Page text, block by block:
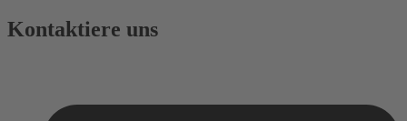
Kontaktiere uns